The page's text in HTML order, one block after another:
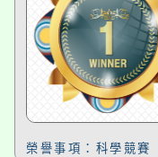
榮譽事項：科學競賽